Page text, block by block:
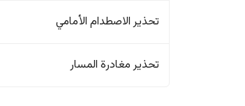
تحذير الاصطدام الأمامي
تحذير مغادرة المسار